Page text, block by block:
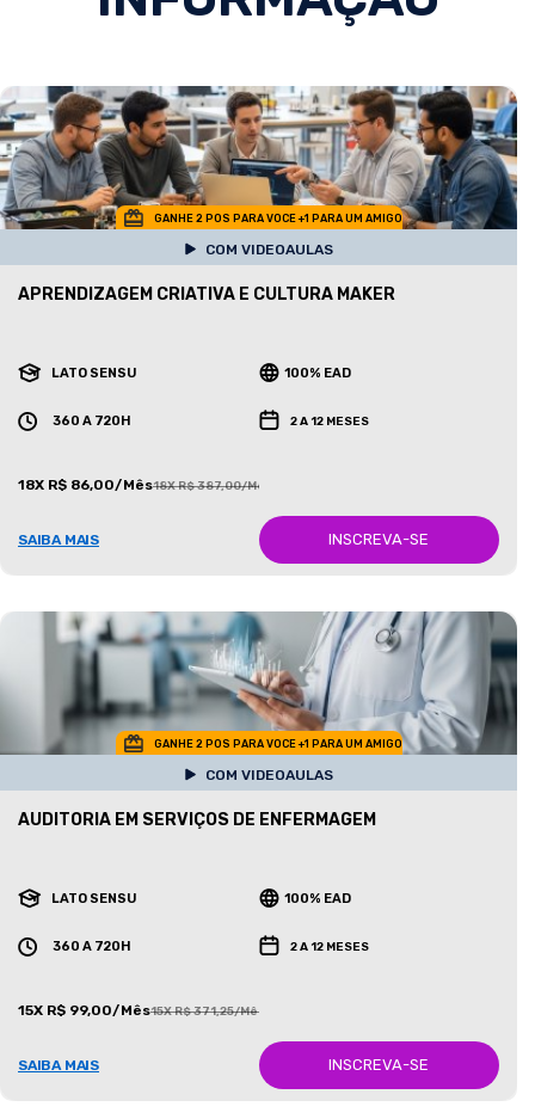
GANHE 2 POS PARA VOCE +1 PARA UM AMIGO
COM VIDEOAULAS
APRENDIZAGEM CRIATIVA E CULTURA MAKER
LATO SENSU 100% EAD
360 A 720H 2 A 12 MESES
18X R$ 86,00/Mês18X R$ 387,00/Mês
SAIBA MAIS INSCREVA-SE
GANHE 2 POS PARA VOCE +1 PARA UM AMIGO
COM VIDEOAULAS
AUDITORIA EM SERVIÇOS DE ENFERMAGEM
LATO SENSU 100% EAD
360 A 720H 2 A 12 MESES
15X R$ 99,00/Mês15X R$ 371,25/Mês
SAIBA MAIS INSCREVA-SE